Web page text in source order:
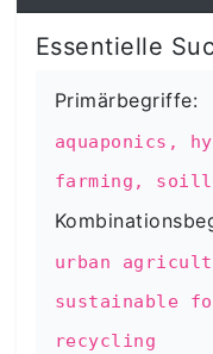
Essentielle
Primärbegriffe:
aquaponics,
farming,
urban
sustainable
recycling